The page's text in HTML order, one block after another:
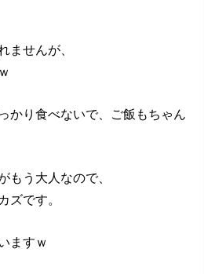
ませんが、
かり食べないで、ご飯もちゃん
もう大人なので、
ズです。
ますｗ